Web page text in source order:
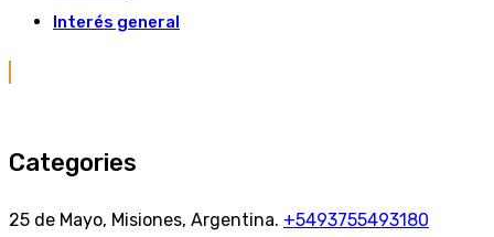
Interés general
Categories
25 de Mayo, Misiones, Argentina. +5493755493180